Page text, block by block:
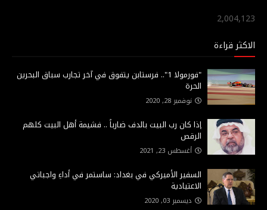
2,004,123
الاكثر قراءة
"فورمولا 1".. فرستابن يتفوق في آخر تجارب سباق البحرين
الحرة
نوفمبر 28, 2020
إذا كان رب البيت بالدف ضارباً .. فشيمة أهل البيت كلهم
الرقص
أغسطس 23, 2021
السفير الأميركي في بغداد: ساستمر في أداءِ واجباتي
الاعتيادية
ديسمبر 03, 2020